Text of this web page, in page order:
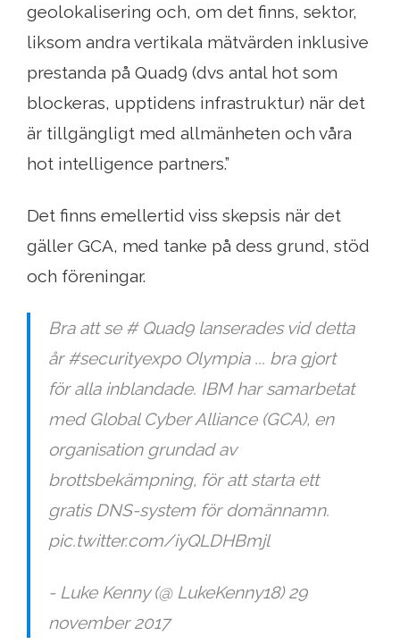
geolokalisering och, om det finns, sektor,
liksom andra vertikala mätvärden inklusive
prestanda på Quad9 (dvs antal hot som
blockeras, upptidens infrastruktur) när det
är tillgängligt med allmänheten och våra
hot intelligence partners.”
Det finns emellertid viss skepsis när det
gäller GCA, med tanke på dess grund, stöd
och föreningar.
Bra att se # Quad9 lanserades vid detta
år #securityexpo Olympia ... bra gjort
för alla inblandade. IBM har samarbetat
med Global Cyber ​​Alliance (GCA), en
organisation grundad av
brottsbekämpning, för att starta ett
gratis DNS-system för domännamn.
pic.twitter.com/iyQLDHBmjl
- Luke Kenny (@ LukeKenny18) 29
november 2017